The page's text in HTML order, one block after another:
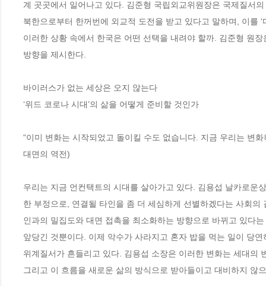
계 곳곳에서 일어나고 있다. 김준형 국립외교위원장은 국제질서
북한으로부터 한꺼번에 외교적 도전을 받고 있다고 말하며, 이를
이러한 상황 속에서 한국은 어떤 선택을 내려야 할까. 김준형 원
방향을 제시한다.
바이러스가 없는 세상은 오지 않는다
‘위드 코로나 시대’의 삶을 어떻게 준비할 것인가
“이미 변화는 시작되었고 돌이킬 수도 없습니다. 지금 우리는 변
대면의 역전)
우리는 지금 언컨택트의 시대를 살아가고 있다. 김용섭 날카로운
한 부정으로, 연결될 타인을 좀 더 세심하게 선별하겠다는 사회
인과의 밀집도와 대면 접촉을 최소화하는 방향으로 바뀌고 있다
앞당긴 것뿐이다. 이제 악수가 사라지고 혼자 밥을 먹는 일이 당
위계질서가 흔들리고 있다. 김용섭 소장은 이러한 변화는 세대의
그리고 이 흐름을 새로운 삶의 방식으로 받아들이고 대비하지 않